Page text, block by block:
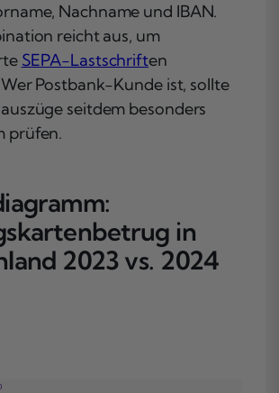
Nachname und IBAN.
reicht aus, um
SEPA-Lastschriften
Postbank-Kunde ist, sollte
seitdem besonders
prüfen.
in
2023 vs. 2024